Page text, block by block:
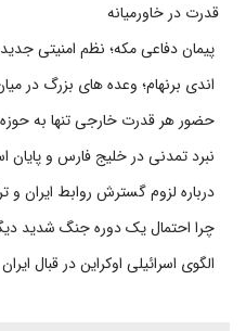
قدرت در خاورمیانه
پیمان دفاعی مکه؛ نظم امنیتی
اندی برنهام؛ وعده های بزرگ در
حضور هر قدرت خارجی تنها به
نبرد تمدنی در خلیج فارس و پایان
درباره لزوم گسترش روابط ایران و
چرا احتمال یک دوره جنگ شدید
الگوی اسرائیلی اوکراین در قبال ایران